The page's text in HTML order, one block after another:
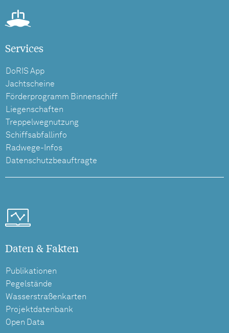
Services
DoRIS App
Jachtscheine
Förderprogramm Binnenschiff
Liegenschaften
Treppelwegnutzung
Schiffsabfallinfo
Radwege-Infos
Datenschutzbeauftragte
Daten & Fakten
Publikationen
Pegelstände
Wasserstraßenkarten
Projektdatenbank
Open Data